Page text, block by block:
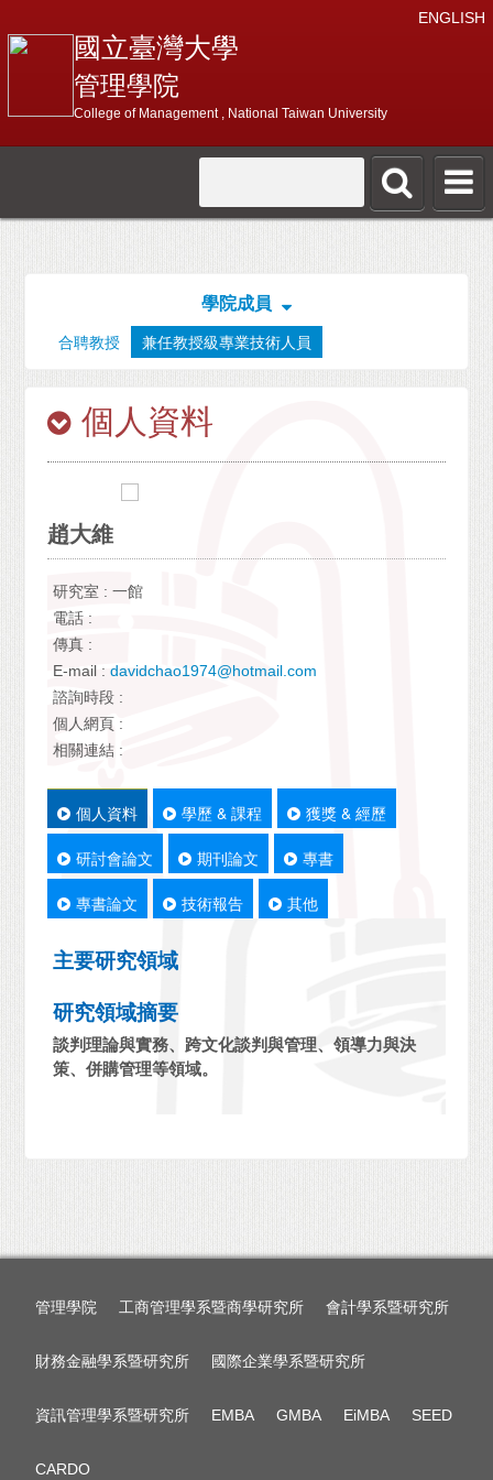
ENGLISH
國立臺灣大學
管理學院
College of Management , National Taiwan University
學院成員
合聘教授 兼任教授級專業技術人員
個人資料
趙大維
研究室 : 一館
電話 :
傳真 :
E-mail :davidchao1974@hotmail.com
諮詢時段 :
個人網頁 :
相關連結 :
個人資料 學歷 & 課程 獲獎 & 經歷
研討會論文 期刊論文 專書
專書論文 技術報告 其他
主要研究領域
研究領域摘要
談判理論與實務、跨文化談判與管理、領導力與決
策、併購管理等領域。
管理學院 工商管理學系暨商學研究所 會計學系暨研究所
財務金融學系暨研究所 國際企業學系暨研究所
資訊管理學系暨研究所 EMBA GMBA EiMBA SEED
CARDO